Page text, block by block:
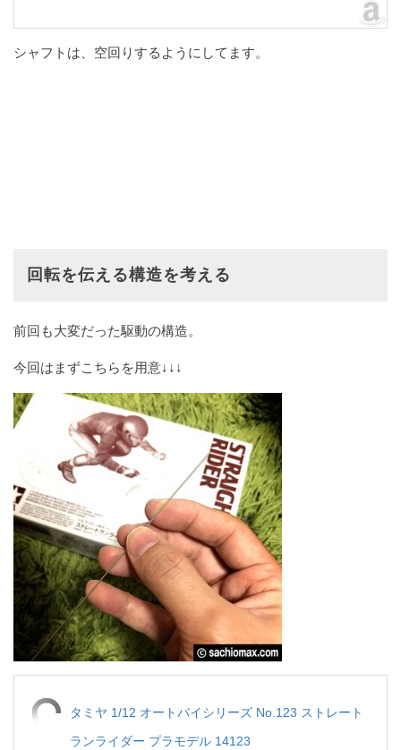
シャフトは、空回りするようにしてます。
回転を伝える構造を考える
前回も大変だった駆動の構造。
今回はまずこちらを用意↓↓↓
タミヤ 1/12 オートバイシリーズ No.123 ストレート
ランライダー プラモデル 14123